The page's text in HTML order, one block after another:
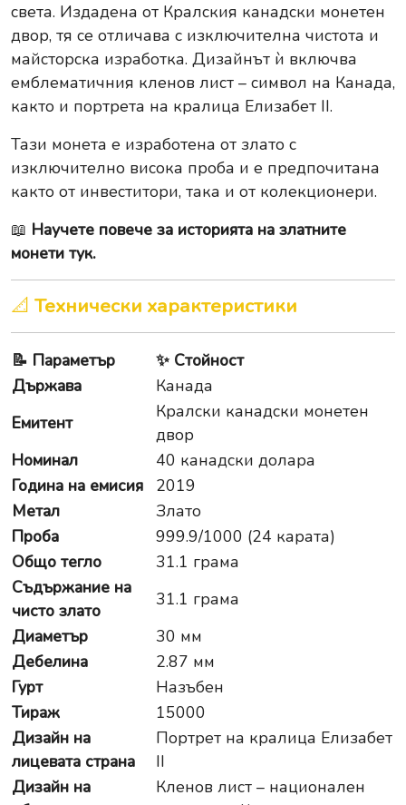
света. Издадена от Кралския канадски монетен
двор, тя се отличава с изключителна чистота и
майсторска изработка. Дизайнът ѝ включва
емблематичния кленов лист – символ на Канада,
както и портрета на кралица Елизабет II.
Тази монета е изработена от злато с
изключително висока проба и е предпочитана
както от инвеститори, така и от колекционери.
📖 Научете повече за историята на златните
монети тук.
📐 Технически характеристики
📝 Параметър ✨ Стойност
Държава
Канада
Емитент
Кралски канадски монетен
двор
Номинал
40 канадски долара
Година на емисия
2019
Метал
Злато
Проба
999.9/1000 (24 карата)
Общо тегло
31.1 грама
Съдържание на
чисто злато
31.1 грама
Диаметър
30 мм
Дебелина
2.87 мм
Гурт
Назъбен
Тираж
15000
Дизайн на
лицевата страна
Портрет на кралица Елизабет
II
Дизайн на
Кленов лист – национален